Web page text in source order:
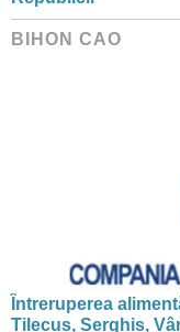
BIHON CAO
Întreruperea
Tilecuș, Șerghiș,